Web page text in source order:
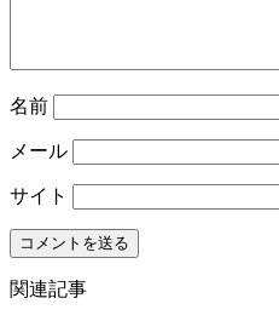
名前
メール
サイト
関連記事